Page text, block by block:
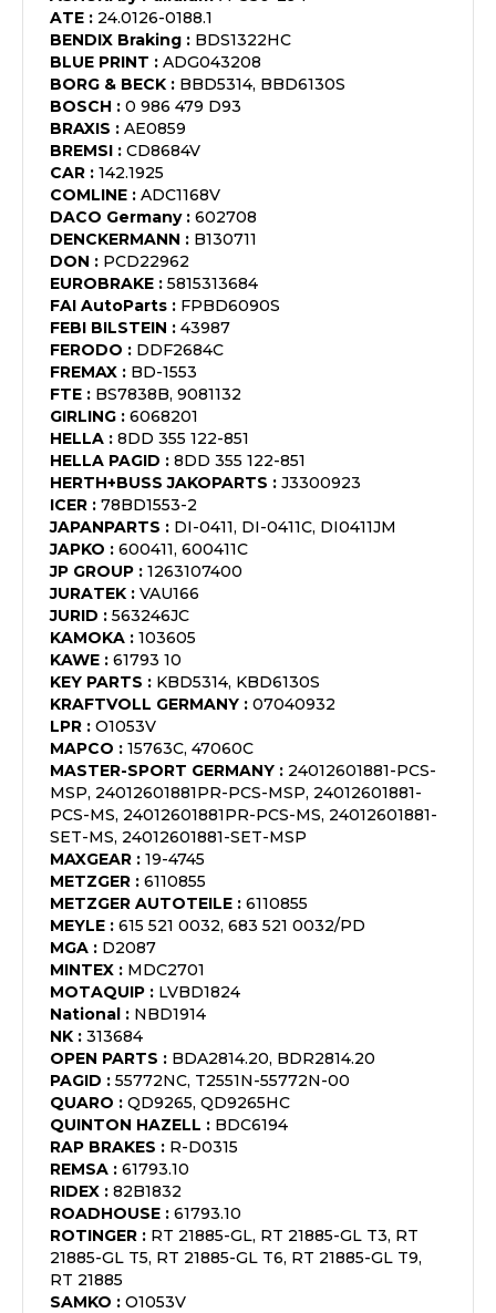
ATE : 24.0126-0188.1
BENDIX Braking : BDS1322HC
BLUE PRINT : ADG043208
BORG & BECK : BBD5314, BBD6130S
BOSCH : 0 986 479 D93
BRAXIS : AE0859
BREMSI : CD8684V
CAR : 142.1925
COMLINE : ADC1168V
DACO Germany: 602708
DENCKERMANN : B130711
DON : PCD22962
EUROBRAKE : 5815313684
FAI AutoParts : FPBD6090S
FEBI BILSTEIN : 43987
FERODO : DDF2684C
FREMAX : BD-1553
FTE : BS7838B, 9081132
GIRLING : 6068201
HELLA : 8DD 355 122-851
HELLA PAGID : 8DD 355 122-851
HERTH+BUSS JAKOPARTS : J3300923
ICER : 78BD1553-2
JAPANPARTS : DI-0411, DI-0411C, DI0411JM
JAPKO : 600411, 600411C
JP GROUP : 1263107400
JURATEK : VAU166
JURID : 563246JC
KAMOKA : 103605
KAWE : 61793 10
KEY PARTS : KBD5314, KBD6130S
KRAFTVOLL GERMANY : 07040932
LPR : O1053V
MAPCO : 15763C, 47060C
MASTER-SPORT GERMANY : 24012601881-PCS-
MSP, 24012601881PR-PCS-MSP, 24012601881-
PCS-MS, 24012601881PR-PCS-MS, 24012601881-
SET-MS, 24012601881-SET-MSP
MAXGEAR : 19-4745
METZGER : 6110855
METZGER AUTOTEILE : 6110855
MEYLE : 615 521 0032, 683 521 0032/PD
MGA : D2087
MINTEX : MDC2701
MOTAQUIP : LVBD1824
National : NBD1914
NK : 313684
OPEN PARTS : BDA2814.20, BDR2814.20
PAGID : 55772NC, T2551N-55772N-00
QUARO : QD9265, QD9265HC
QUINTON HAZELL : BDC6194
RAP BRAKES : R-D0315
REMSA : 61793.10
RIDEX : 82B1832
ROADHOUSE : 61793.10
ROTINGER : RT 21885-GL, RT 21885-GL T3, RT
21885-GL T5, RT 21885-GL T6, RT 21885-GL T9,
RT 21885
SAMKO : O1053V